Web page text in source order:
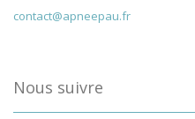
contact@apneepau.fr
Nous suivre